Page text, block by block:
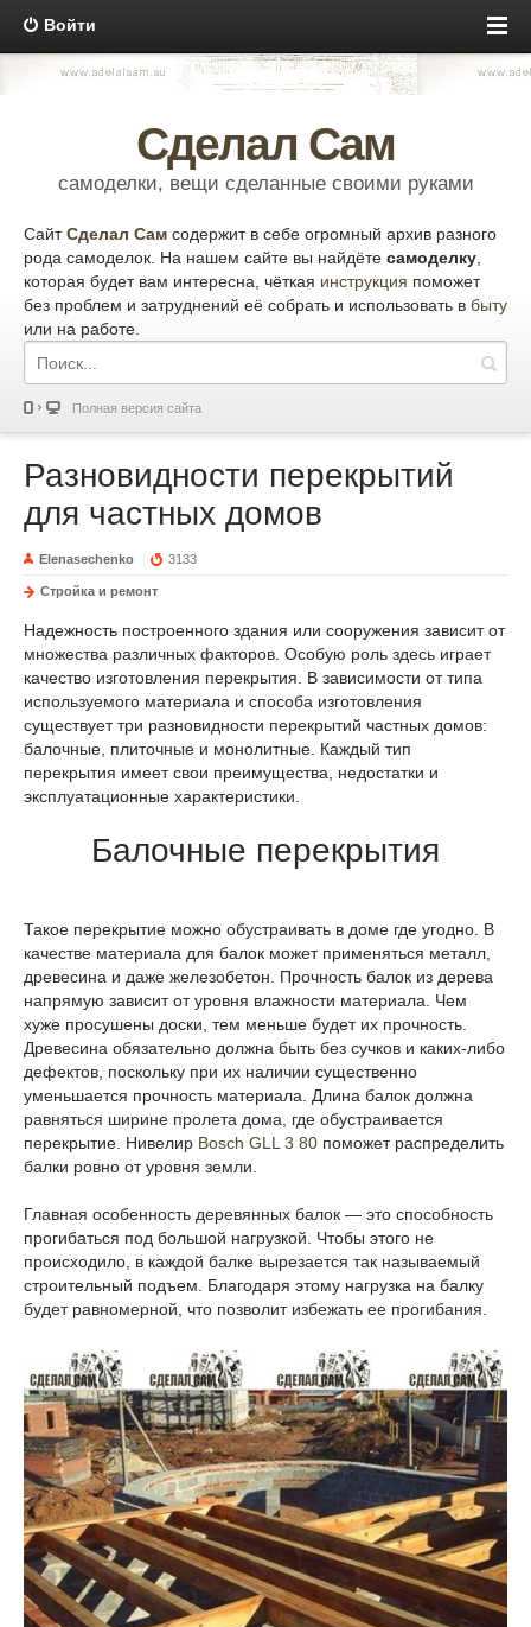
Войти
Сделал Сам
самоделки, вещи сделанные своими руками
СайтСделал Сам содержит в себе огромный архив разного
рода самоделок. На нашем сайте вы найдёте самоделку
которая будет вам интересна, чёткая инструкция поможет
без проблем и затруднений её собрать и использовать в быту
или на работе.
Полная версия сайта
Разновидности перекрытий
для частных домов
Elenasechenko 3133
Стройка и ремонт
Надежность построенного здания или сооружения зависит от
множества различных факторов. Особую роль здесь играет
качество изготовления перекрытия. В зависимости от типа
используемого материала и способа изготовления
существует три разновидности перекрытий частных домов:
балочные, плиточные и монолитные. Каждый тип
перекрытия имеет свои преимущества, недостатки и
эксплуатационные характеристики.
Балочные перекрытия
Такое перекрытие можно обустраивать в доме где угодно. В
качестве материала для балок может применяться металл,
древесина и даже железобетон. Прочность балок из дерева
напрямую зависит от уровня влажности материала. Чем
хуже просушены доски, тем меньше будет их прочность.
Древесина обязательно должна быть без сучков и каких-либо
дефектов, поскольку при их наличии существенно
уменьшается прочность материала. Длина балок должна
равняться ширине пролета дома, где обустраивается
перекрытие. Нивелир Bosch GLL 3 80 поможет распределить
балки ровно от уровня земли.
Главная особенность деревянных балок — это способность
прогибаться под большой нагрузкой. Чтобы этого не
происходило, в каждой балке вырезается так называемый
строительный подъем. Благодаря этому нагрузка на балку
будет равномерной, что позволит избежать ее прогибания.